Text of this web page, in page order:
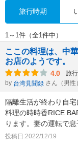
旅行時期
1～1件（全1件中）
ここの料理は、中
お店のようです。
4.0 旅
by 台湾見聞録 さん（男性）
隔離生活が終わり自
料理の時時香RICE
ります。妻の運転で
投稿日:2022/12/19